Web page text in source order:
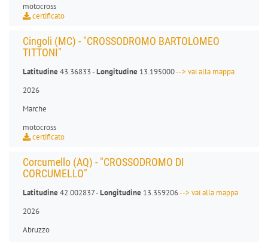
motocross
certificato
Cingoli (MC) - "CROSSODROMO BARTOLOMEO
TITTONI"
Latitudine43.36833 -Longitudine 13.195000--> vai alla mappa
2026
Marche
motocross
certificato
Corcumello (AQ) - "CROSSODROMO DI
CORCUMELLO"
Latitudine42.002837 -Longitudine 13.359206--> vai alla mappa
2026
Abruzzo